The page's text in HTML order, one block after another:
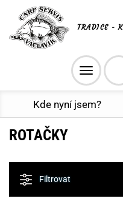
TRADICE -
Toggle
Kde nyní jsem?
ROTAČKY
Filtrovat